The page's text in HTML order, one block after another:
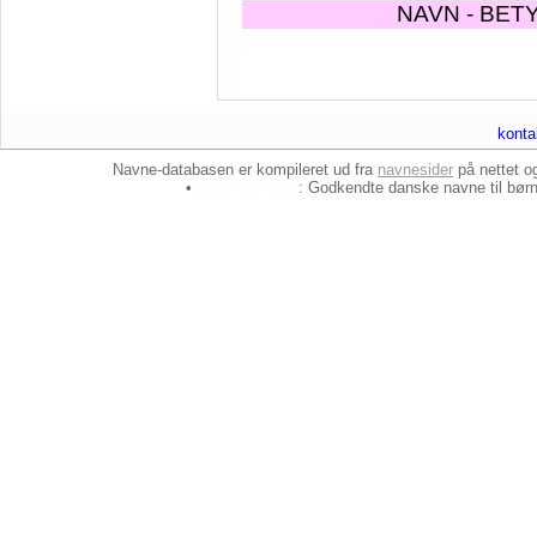
NAVN -
Navne-databasen er kompileret ud fra navnesider på nettet
•
: Godkendte danske navne til børn